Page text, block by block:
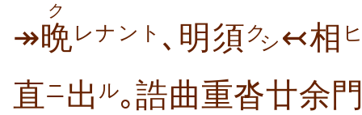
↠晩
ク
レナント ､明須 クシ ↢相
直ニ出 ル｡誥曲重沓廿余